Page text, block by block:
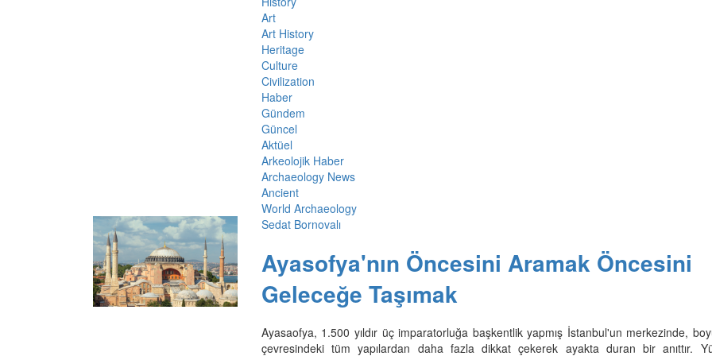
Art
Art History
Heritage
Culture
Civilization
Haber
Gündem
Güncel
Aktüel
Arkeolojik Haber
Archaeology News
Ancient
World Archaeology
Sedat Bornovalı
Ayasofya'nın Öncesini Aramak Öncesini
Geleceğe Taşımak
Ayasaofya, 1.500 yıldır üç imparatorluğa başkentlik yapmış İstanbul'un merkezinde,
çevresindeki tüm yapılardan daha fazla dikkat çekerek ayakta duran bir anıttır.